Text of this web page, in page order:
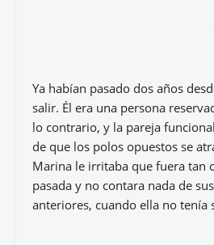
Ya habían pasado dos años
salir. Él era una persona
lo contrario, y la pareja
de que los polos opuestos se
Marina le irritaba que fuera tan
pasada y no contara nada de
anteriores, cuando ella no tenía